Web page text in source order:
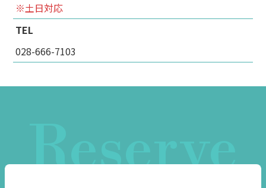
※土日対応
TEL
028-666-7103
Reserve